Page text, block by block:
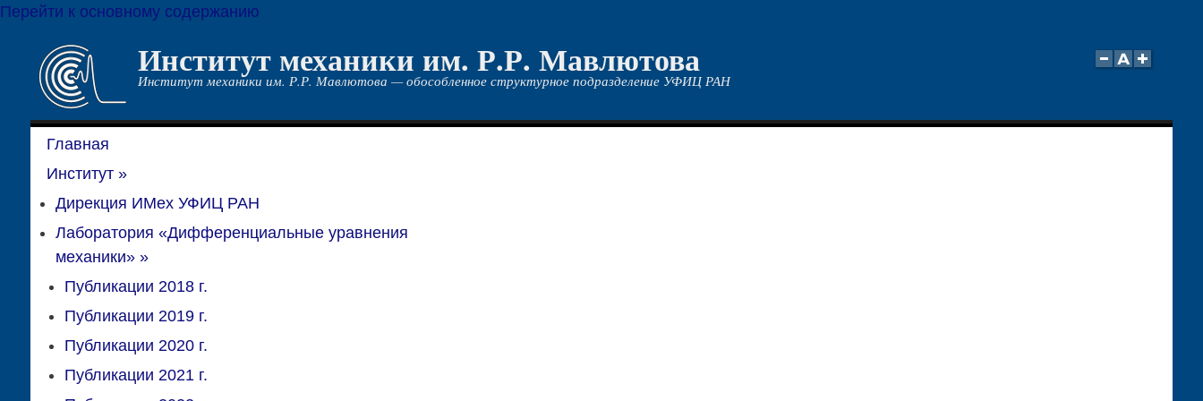
Перейти к основному содержанию
Институт механики им. Р.Р. Мавлютова
Институт механики им. Р.Р. Мавлютова — обособленное структурное подразделение УФИЦ РАН
Главная
Институт»
Дирекция ИМех УФИЦ РАН
Лаборатория «Дифференциальные уравнения
механики»»
Публикации 2018 г.
Публикации 2019 г.
Публикации 2020 г.
Публикации 2021 г.